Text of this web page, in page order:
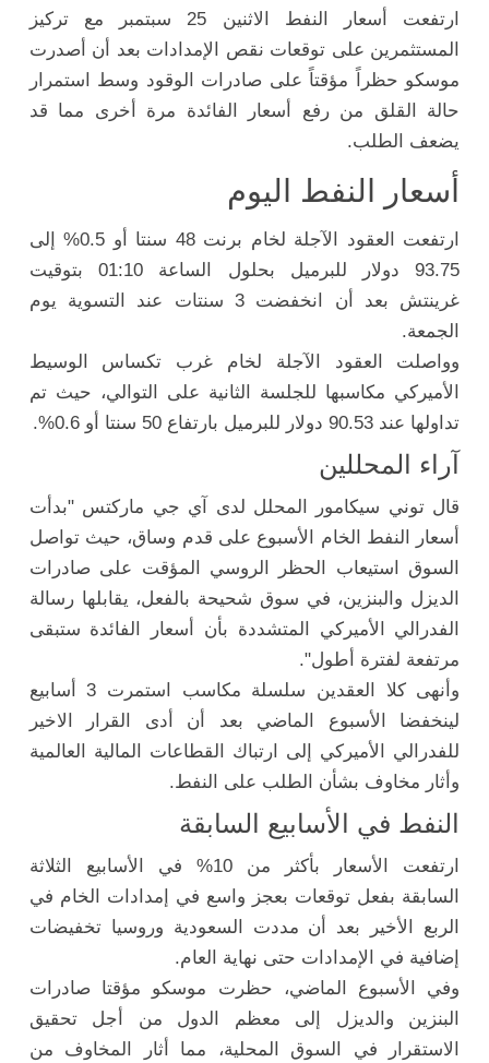
ارتفعت أسعار النفط الاثنين 25 سبتمبر مع تركيز
المستثمرين على توقعات نقص الإمدادات بعد أن أصدرت
موسكو حظراً مؤقتاً على صادرات الوقود وسط استمرار
حالة القلق من رفع أسعار الفائدة مرة أخرى مما قد
يضعف الطلب.
أسعار النفط اليوم
ارتفعت العقود الآجلة لخام برنت 48 سنتا أو 0.5% إلى
93.75 دولار للبرميل بحلول الساعة 01:10 بتوقيت
غرينتش بعد أن انخفضت 3 سنتات عند التسوية يوم
الجمعة.
وواصلت العقود الآجلة لخام غرب تكساس الوسيط
الأميركي مكاسبها للجلسة الثانية على التوالي، حيث تم
تداولها عند 90.53 دولار للبرميل بارتفاع 50 سنتا أو 0.6%.
آراء المحللين
قال توني سيكامور المحلل لدى آي جي ماركتس "بدأت
أسعار النفط الخام الأسبوع على قدم وساق، حيث تواصل
السوق استيعاب الحظر الروسي المؤقت على صادرات
الديزل والبنزين، في سوق شحيحة بالفعل، يقابلها رسالة
الفدرالي الأميركي المتشددة بأن أسعار الفائدة ستبقى
مرتفعة لفترة أطول".
وأنهى كلا العقدين سلسلة مكاسب استمرت 3 أسابيع
لينخفضا الأسبوع الماضي بعد أن أدى القرار الاخير
للفدرالي الأميركي إلى ارتباك القطاعات المالية العالمية
وأثار مخاوف بشأن الطلب على النفط.
النفط في الأسابيع السابقة
ارتفعت الأسعار بأكثر من 10% في الأسابيع الثلاثة
السابقة بفعل توقعات بعجز واسع في إمدادات الخام في
الربع الأخير بعد أن مددت السعودية وروسيا تخفيضات
إضافية في الإمدادات حتى نهاية العام.
وفي الأسبوع الماضي، حظرت موسكو مؤقتا صادرات
البنزين والديزل إلى معظم الدول من أجل تحقيق
الاستقرار في السوق المحلية، مما أثار المخاوف من